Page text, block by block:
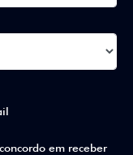
em receber